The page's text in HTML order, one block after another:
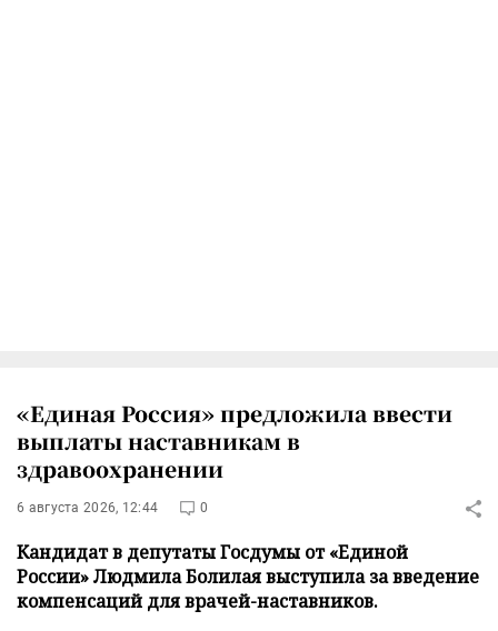
«Единая Россия» предложила ввести
выплаты наставникам в
здравоохранении
6 августа 2026, 12:44 0
Кандидат в депутаты Госдумы от «Единой
России» Людмила Болилая выступила за введение
компенсаций для врачей-наставников.